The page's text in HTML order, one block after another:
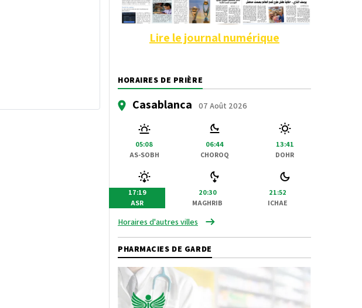
Lire le journal numérique
HORAIRES DE PRIÈRE
Casablanca 07 Août 2026
05:08
AS-SOBH
06:44
CHOROQ
13:41
DOHR
17:19
ASR
20:30
MAGHRIB
21:52
ICHAE
Horaires d'autres villes
PHARMACIES DE GARDE